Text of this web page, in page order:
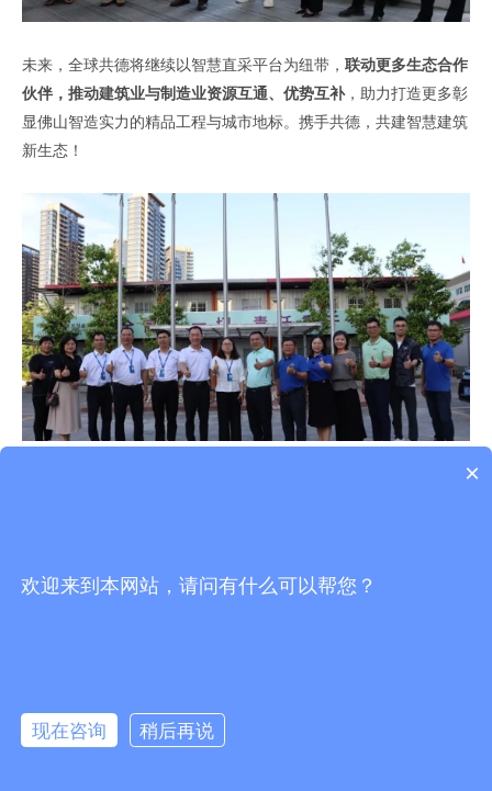
未来，全球共德将继续以智慧直采平台为纽带， 联动更多生态合作
伙伴，推动建筑业与制造业资源互通、优势互补，助力打造更多彰
显佛山智造实力的精品工程与城市地标。携手共德，共建智慧建筑
新生态！
4000-883-993 13928605319
×
欢迎来到本网站，请问有什么可以帮您？
现在咨询 稍后再说